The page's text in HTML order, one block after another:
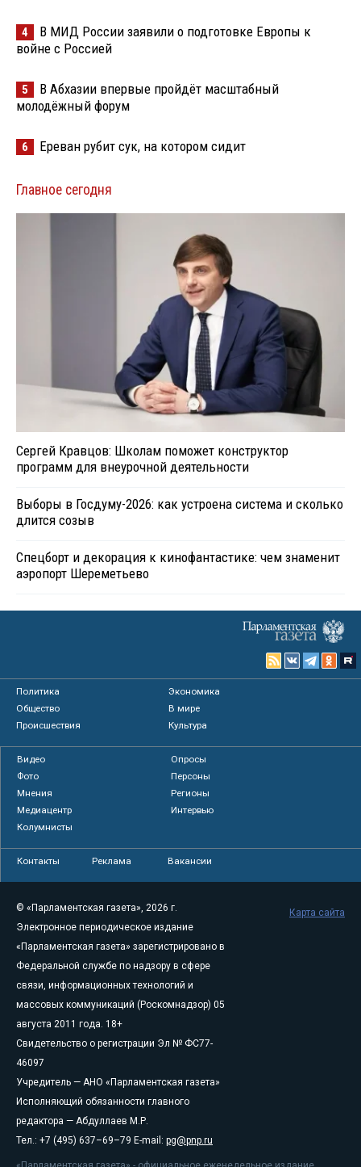
4
В МИД России заявили о подготовке Европы к
войне с Россией
5
В Абхазии впервые пройдёт масштабный
молодёжный форум
6 Ереван рубит сук, на котором сидит
Главное сегодня
Сергей Кравцов: Школам поможет конструктор
программ для внеурочной деятельности
Выборы в Госдуму-2026: как устроена система и сколько
длится созыв
Спецборт и декорация к кинофантастике: чем знаменит
аэропорт Шереметьево
Политика
Экономика
Общество
В мире
Происшествия
Культура
Видео
Опросы
Фото
Персоны
Мнения
Регионы
Медиацентр
Интервью
Колумнисты
Контакты Реклама Вакансии
© «Парламентская газета», 2026 г.
Электронное периодическое издание
«Парламентская газета» зарегистрировано в
Федеральной службе по надзору в сфере
связи, информационных технологий и
массовых коммуникаций (Роскомнадзор) 05
августа 2011 года. 18+
Свидетельство о регистрации Эл № ФС77-
46097
Учредитель — АНО «Парламентская газета»
Исполняющий обязанности главного
редактора — Абдуллаев М.Р.
Тел.: +7 (495) 637–69–79 E-mail: pg@pnp.ru
Карта сайта